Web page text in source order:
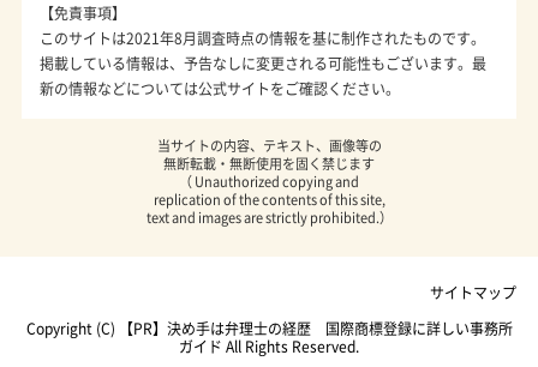
【免責事項】
このサイトは2021年8月調査時点の情報を基に制作されたものです。
掲載している情報は、予告なしに変更される可能性もございます。最
新の情報などについては公式サイトをご確認ください。
当サイトの内容、テキスト、画像等の
無断転載・無断使用を固く禁じます
（ Unauthorized copying and
replication of the contents of this site,
text and images are strictly prohibited.）
サイトマップ
Copyright (C)
決め手は弁理士の経歴 国際商標登録に詳しい事務所
ガイド All Rights Reserved.